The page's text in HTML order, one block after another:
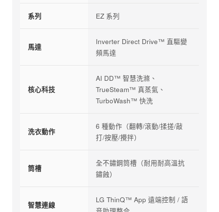
系列 EZ 系列
馬達
Inverter Direct Drive™ 直驅變
頻馬達
核心科技
AI DD™ 智慧洗滌、
TrueSteam™ 真蒸氣、
TurboWash™ 快洗
洗衣動作
6 種動作（翻轉/滾動/揉搓/敲
打/按壓/攪拌）
筒槽
全不鏽鋼筒槽（耐用耐高溫抗
鏽蝕）
智慧連線
LG ThinQ™ App 遠端控制 / 語